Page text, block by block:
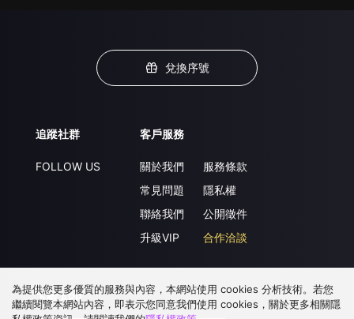
兌換序號
追蹤社群
FOLLOW US
客戶服務
關於我們
常見問題
聯絡我們
升級VIP
服務條款
隱私權
公開徵件
合作洽談
下載 APP
為提供您更多優質的服務與內容，本網站使用 cookies 分析技術。若您
繼續閱覽本網站內容，即表示您同意我們使用 cookies，關於更多相關隱